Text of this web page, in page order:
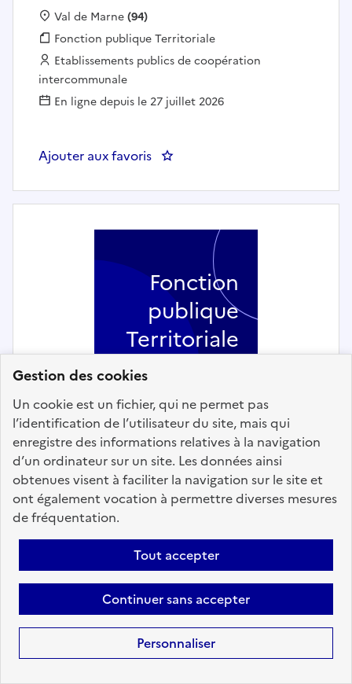
Gestion des cookies
Un cookie est un fichier, qui ne permet pas
l’identification de l’utilisateur du site, mais qui
enregistre des informations relatives à la navigation
d’un ordinateur sur un site. Les données ainsi
obtenues visent à faciliter la navigation sur le site et
ont également vocation à permettre diverses mesures
de fréquentation.
Tout accepter
Continuer sans accepter
Personnaliser
Localisation :
Val de Marne(94)
Fonction publique :
Fonction publique Territoriale
Employeur :
Etablissements publics de coopération
intercommunale
En ligne depuis le 27 juillet 2026
Ajouter aux favoris : Enseignant de théâtre 4h30
Enseignant artistique, discipline
piano (h/f) - Conservatoire de
Châtillon
Enseignement et formation
Localisation :
Hauts-de-Seine(92)
Fonction publique :
Fonction publique Territoriale
Employeur :
Etablissements publics de coopération
intercommunale
En ligne depuis le 27 juillet 2026
Fonction
publique
Territoriale